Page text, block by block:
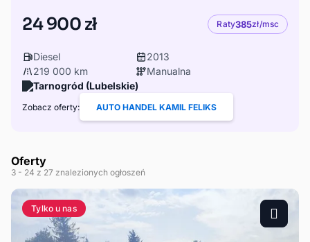
24 900 zł Raty385zł/msc
Diesel
2013
219 000 km
Manualna
Tarnogród (Lubelskie)
Zobacz oferty: AUTO HANDEL KAMIL FELIKS
Oferty
3 - 24 z 27 znalezionych ogłoszeń
Tylko u nas